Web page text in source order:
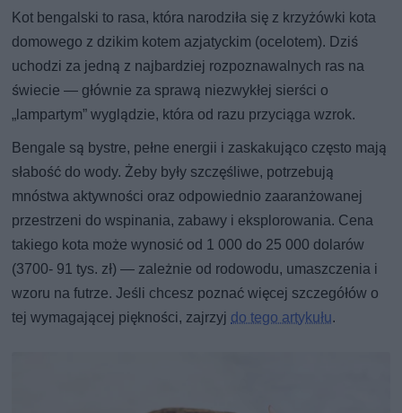
Kot bengalski to rasa, która narodziła się z krzyżówki kota
domowego z dzikim kotem azjatyckim (ocelotem). Dziś
uchodzi za jedną z najbardziej rozpoznawalnych ras na
świecie — głównie za sprawą niezwykłej sierści o
„lampartym” wyglądzie, która od razu przyciąga wzrok.
Bengale są bystre, pełne energii i zaskakująco często mają
słabość do wody. Żeby były szczęśliwe, potrzebują
mnóstwa aktywności oraz odpowiednio zaaranżowanej
przestrzeni do wspinania, zabawy i eksplorowania. Cena
takiego kota może wynosić od 1 000 do 25 000 dolarów
(3700- 91 tys. zł) — zależnie od rodowodu, umaszczenia i
wzoru na futrze. Jeśli chcesz poznać więcej szczegółów o
tej wymagającej piękności, zajrzyj do tego artykułu.